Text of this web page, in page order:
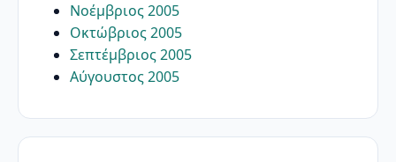
Νοέμβριος 2005
Οκτώβριος 2005
Σεπτέμβριος 2005
Αύγουστος 2005